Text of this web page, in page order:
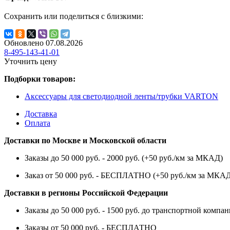
Сохранить или поделиться с близкими:
Обновлено 07.08.2026
8-495-143-41-01
Уточнить цену
Подборки товаров:
Аксессуары для светодиодной ленты/трубки VARTON
Доставка
Оплата
Доставки по Москве и Московской области
Заказы до 50 000 руб. - 2000 руб. (+50 руб./км за МКАД)
Заказ от 50 000 руб. - БЕСПЛАТНО (+50 руб./км за
Доставки в регионы Российской Федерации
Заказы до 50 000 руб. - 1500 руб. до транспортной
Заказы от 50 000 руб. - БЕСПЛАТНО